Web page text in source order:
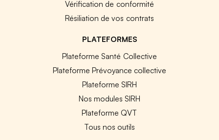
Vérification de conformité
Résiliation de vos contrats
PLATEFORMES
Plateforme Santé Collective
Plateforme Prévoyance collective
Plateforme SIRH
Nos modules SIRH
Plateforme QVT
Tous nos outils